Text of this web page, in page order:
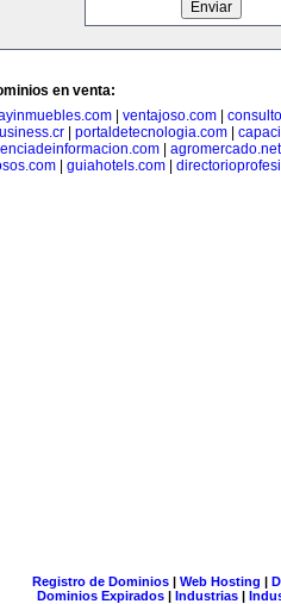
en venta:
ventajoso.com
portaldetecnologia.com
agromercado.net
| guiahotels.com|
Registro de Dominios| Web Hosting |
Dominios Expirados | Industrias |